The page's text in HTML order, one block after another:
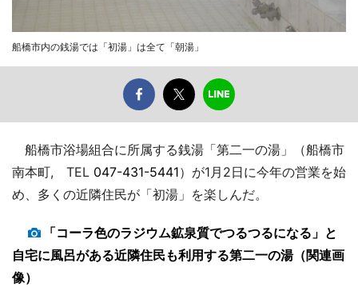
船橋市内の銭湯では「初湯」は全て「朝湯」
船橋市浴場組合に所属する銭湯「第二一の湯」（船橋市
南本町, TEL 047-431-5441）が1月2日に今年の営業を始
め、多くの近隣住民が「初湯」を楽しんだ。
「コーラ色のラジウム鉱泉質でつるつるになる」と
自宅に風呂がある近隣住民も利用する第二一の湯（関連画
像）